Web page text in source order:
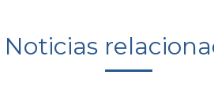
Noticias